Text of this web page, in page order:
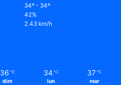
34º - 34º
42%
2.43 km/h
36 ℃
dim
34 ℃
lun
37 ℃
mar